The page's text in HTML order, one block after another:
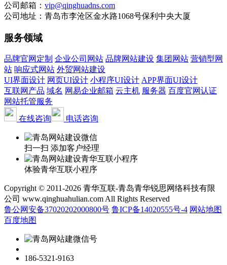
公司邮箱： vip@qinghuadns.com
公司地址：青岛市李沧区金水路1068号保利中央大厦
服务领域
品牌官网定制 企业公司网站 品牌网站建设 集团网站 营销型网
站 响应式网站 外贸网站建设
UI界面设计 网页UI设计 小程序UI设计 APP界面UI设计
互联网产品 域名 网易企业邮箱 云主机 服务器 百度官网认证
网站托管服务
在线咨询
电话咨询
扫一扫 添加客户经理
体验青华互联小程序
Copyright © 2011-2026 青华互联-青岛青华锐思网络科技有限
公司 www.qinghuahulian.com All Rights Reserved
鲁公网安备37020202000800号 鲁ICP备14020555号-4 网站地图
百度地图
186-5321-9163